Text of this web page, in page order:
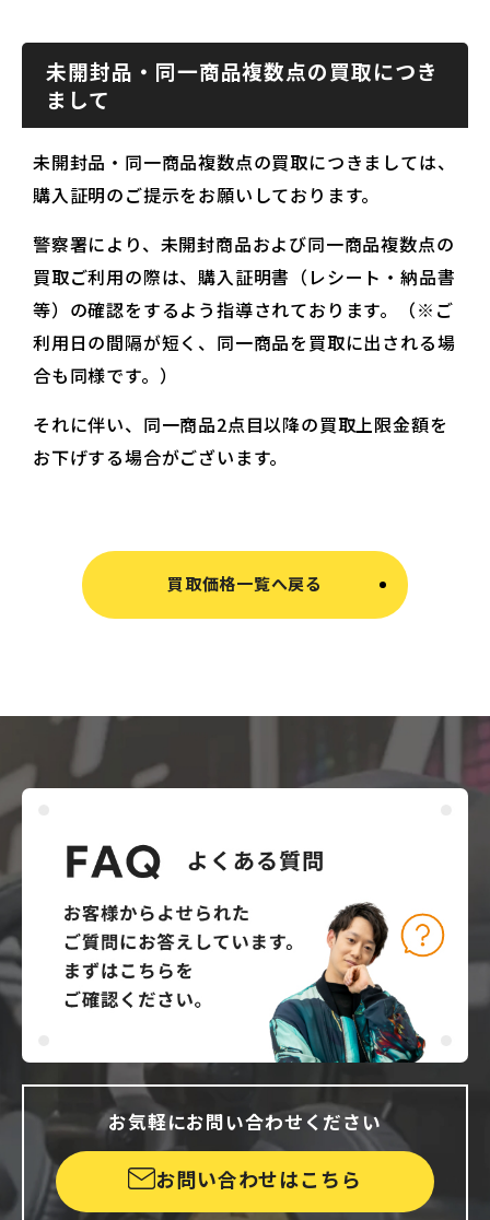
未開封品・同一商品複数点の買取につき
まして
未開封品・同一商品複数点の買取につきましては、
購入証明のご提示をお願いしております。
警察署により、未開封商品および同一商品複数点の
買取ご利用の際は、購入証明書（レシート・納品書
等）の確認をするよう指導されております。（※ご
利用日の間隔が短く、同一商品を買取に出される場
合も同様です。）
それに伴い、同一商品2点目以降の買取上限金額を
お下げする場合がございます。
買取価格一覧へ戻る
お気軽にお問い合わせください
お問い合わせはこちら